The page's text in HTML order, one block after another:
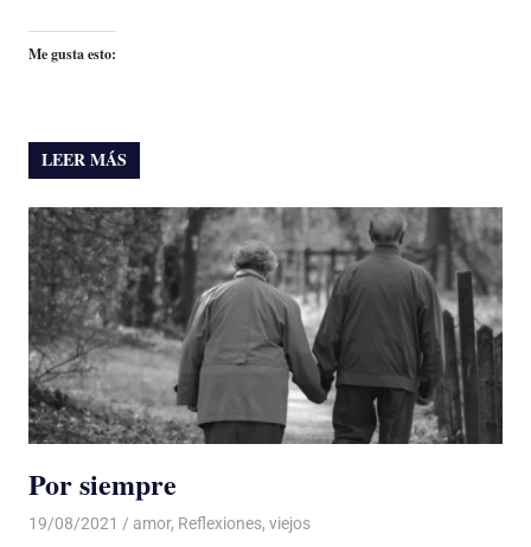
Me gusta esto:
LEER MÁS
Por siempre
19/08/2021 De todo un Poco
amor, Reflexiones, viejos